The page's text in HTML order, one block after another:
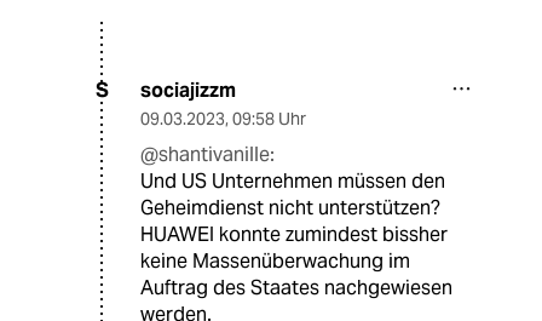
S sociajizzm
09.03.2023, 09:58 Uhr
@shantivanille:
Und US Unternehmen müssen den
Geheimdienst nicht unterstützen?
HUAWEI konnte zumindest bissher
keine Massenüberwachung im
Auftrag des Staates nachgewiesen
werden.